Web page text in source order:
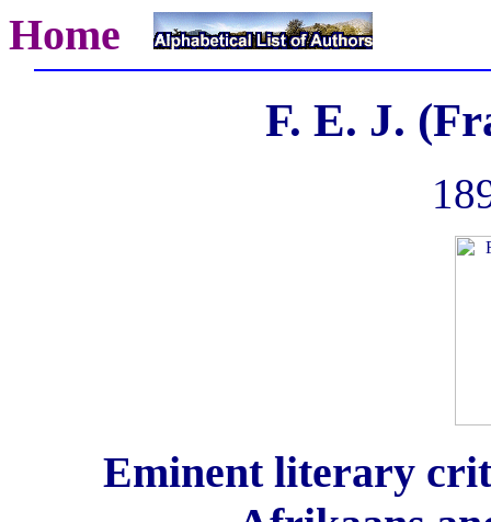
Home
F. E. J.
Eminent literary